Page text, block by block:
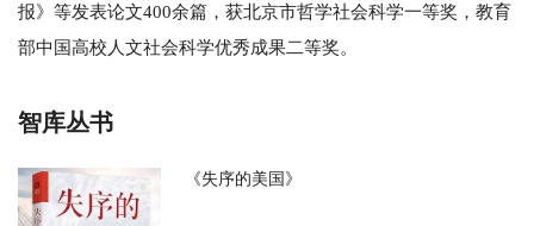
报》等发表论文400余篇，获北京市哲学社会科学一等奖，教育
部中国高校人文社会科学优秀成果二等奖。
智库丛书
《失序的美国》